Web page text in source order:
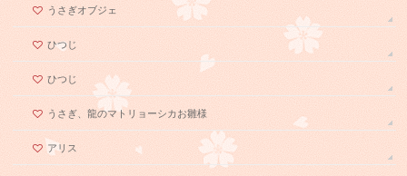
うさぎオブジェ
ひつじ
ひつじ
うさぎ、龍のマトリョーシカお雛様
アリス